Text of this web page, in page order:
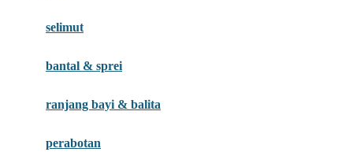
Habbie
Haenim
selimut
bantal & sprei
ranjang bayi & balita
perabotan